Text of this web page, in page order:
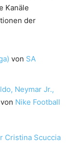
Kanäle
der
von SA
Neymar Jr.,
von Nike Football
Cristina Scuccia